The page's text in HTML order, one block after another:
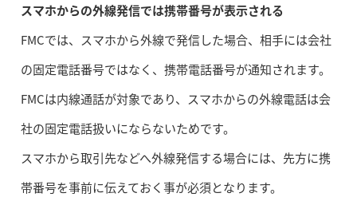
スマホからの外線発信では携帯番号が表示される
FMCでは、スマホから外線で発信した場合、相手には会社
の固定電話番号ではなく、携帯電話番号が通知されます。
FMCは内線通話が対象であり、スマホからの外線電話は会
社の固定電話扱いにならないためです。
スマホから取引先などへ外線発信する場合には、先方に携
帯番号を事前に伝えておく事が必須となります。